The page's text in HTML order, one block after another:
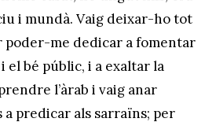
i mundà. Vaig deixar-ho tot
poder-me dedicar a fomentar
el bé públic, i a exaltar la
l’àrab i vaig anar
a predicar als sarraïns; per